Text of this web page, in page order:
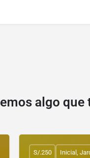
algo
S/.250 Inicial,